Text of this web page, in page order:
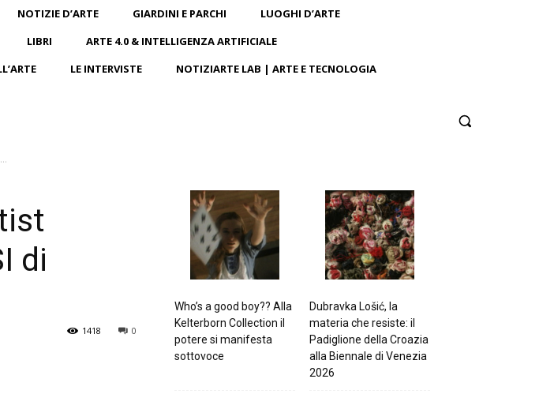
NOTIZIE D’ARTE GIARDINI E PARCHI
LUOGHI D’ARTE
LIBRI
ARTE 4.0 & INTELLIGENZA ARTIFICIALE
LE INTERVISTE NOTIZIARTE LAB | ARTE E TECNOLOGIA
di
0
1418
Who’s a good boy?? Alla
Kelterborn Collection il
potere si manifesta
sottovoce
Dubravka Lošić, la
materia che resiste: il
Padiglione della Croazia
alla Biennale di Venezia
2026